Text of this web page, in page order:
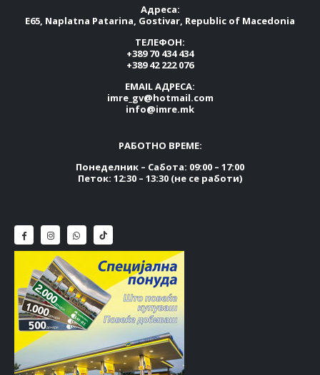
Адреса:
E65, Naplatna Patarina, Gostivar, Republic of Macedonia
ТЕЛЕФОН:
+389 70 434 434
+389 42 222 076
EMAIL АДРЕСА:
imre_gv@hotmail.com
info@imre.mk
РАБОТНО ВРЕМЕ:
Понеделник – Сабота: 09:00 – 17:00
Петок: 12:30 – 13:30 (не се работи)